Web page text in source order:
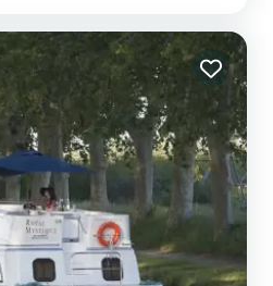
l'eau dans les environs de Douelle
Ce Magnifique est pourvu de 3 toilettes avec douche. Nous vous i...